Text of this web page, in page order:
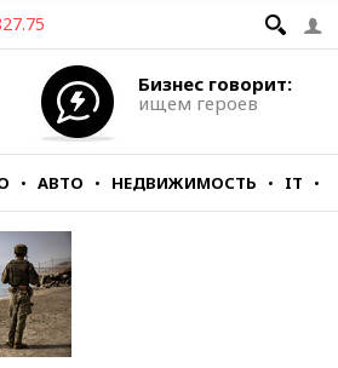
Бизнес говорит:
ищем героев
АВТО НЕДВИЖИМОСТЬ IT